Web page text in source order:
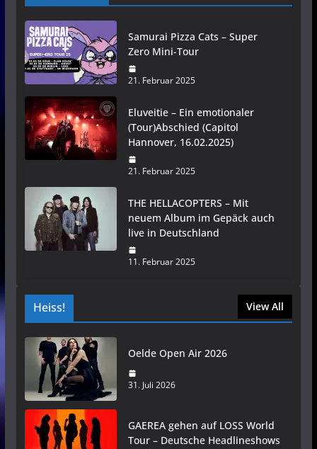
Samurai Pizza Cats – Super
Zero Mini-Tour
21. Februar 2025
Eluveitie – Ein emotionaler
(Tour)Abschied (Capitol
Hannover, 16.02.2025)
21. Februar 2025
THE HELLACOPTERS – Mit
neuem Album im Gepäck auch
live in Deutschland
11. Februar 2025
Heiss! View All
Oelde Open Air 2026
31. Juli 2026
GAEREA gehen auf LOSS World
Tour – Deutsche Headlineshows